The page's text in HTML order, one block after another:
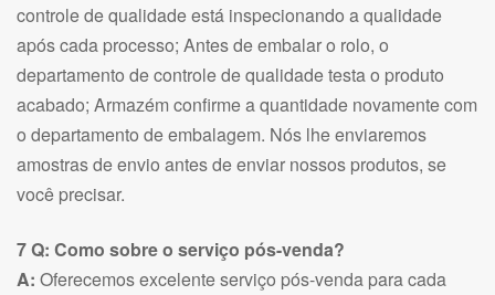
controle de qualidade está inspecionando a qualidade
após cada processo; Antes de embalar o rolo, o
departamento de controle de qualidade testa o produto
acabado; Armazém confirme a quantidade novamente com
o departamento de embalagem. Nós lhe enviaremos
amostras de envio antes de enviar nossos produtos, se
você precisar.
7 Q: Como sobre o serviço pós-venda?
A: Oferecemos excelente serviço pós-venda para cada